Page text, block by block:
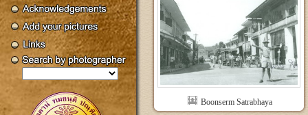
Boonserm Satrabhaya